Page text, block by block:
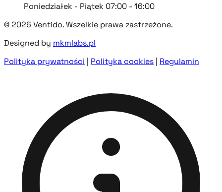
Poniedziałek - Piątek 07:00 - 16:00
© 2026 Ventido. Wszelkie prawa zastrzeżone.
Designed by mkmlabs.pl
Polityka prywatności | Polityka cookies | Regulamin